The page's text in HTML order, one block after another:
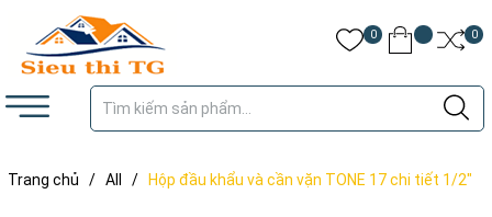
0 0
Trang chủ / All /
Hộp đầu khẩu và cần vặn TONE 17 chi tiết 1/2"